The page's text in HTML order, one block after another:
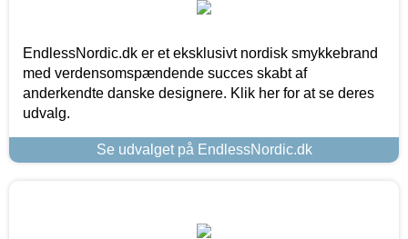
EndlessNordic.dk er et eksklusivt nordisk smykkebrand
med verdensomspændende succes skabt af
anderkendte danske designere. Klik her for at se deres
udvalg.
Se udvalget på EndlessNordic.dk